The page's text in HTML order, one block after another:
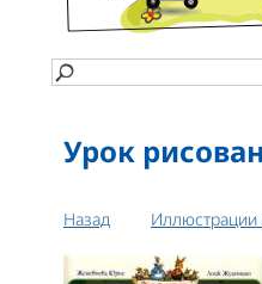
Урок
Назад Иллюстрации